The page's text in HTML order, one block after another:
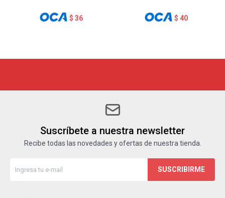
$ 36 $ 40
Suscríbete a nuestra newsletter
Recibe todas las novedades y ofertas de nuestra tienda.
SUSCRIBIRME